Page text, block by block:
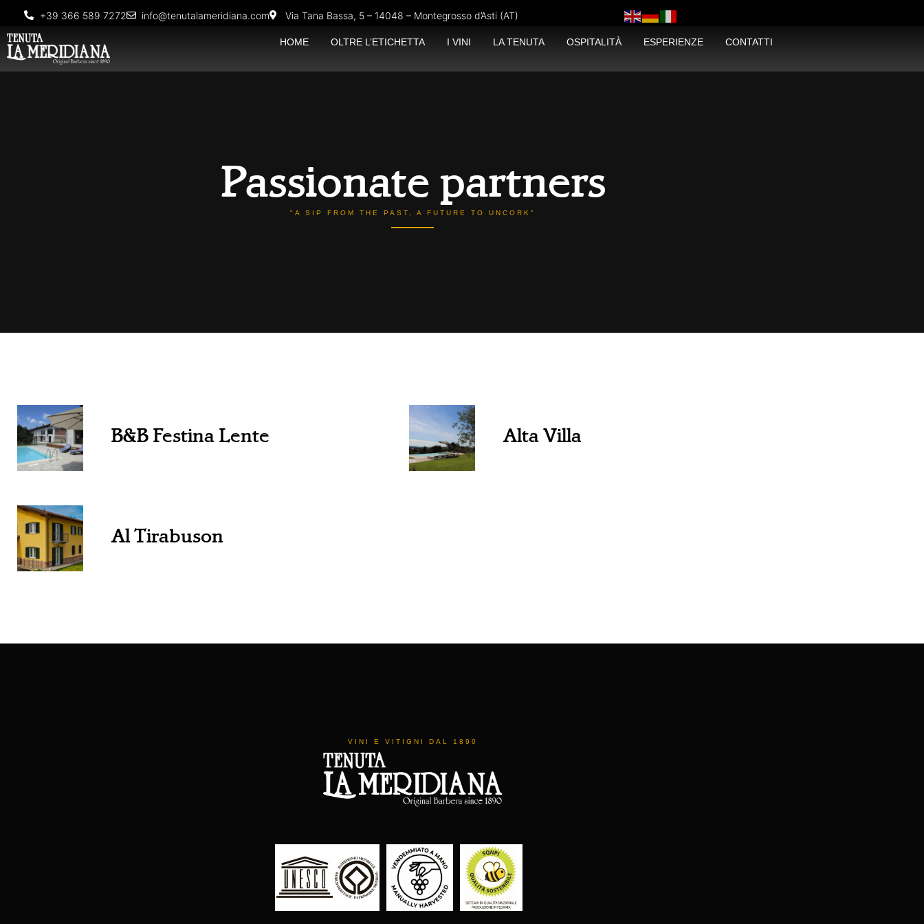
+39 366 589 7272 info@tenutalameridiana.com Via Tana Bassa, 5 – 14048 – Montegrosso d’Asti (AT)
HOME OLTRE L’ETICHETTA I VINI LA TENUTA OSPITALITÀ ESPERIENZE CONTATTI
Passionate partners
"A SIP FROM THE PAST, A FUTURE TO UNCORK"
B&B Festina Lente Alta Villa
Al Tirabuson
VINI E VITIGNI DAL 1890